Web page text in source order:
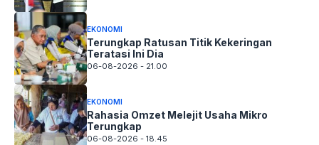
EKONOMI
Terungkap Ratusan Titik Kekeringan
Teratasi Ini Dia
06-08-2026 - 21.00
EKONOMI
Rahasia Omzet Melejit Usaha Mikro
Terungkap
06-08-2026 - 18.45